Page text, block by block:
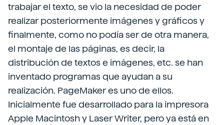
trabajar el texto, se vio la necesidad de poder
realizar posteriormente imágenes y gráficos y
finalmente, como no podía ser de otra manera,
el montaje de las páginas, es decir, la
distribución de textos e imágenes, etc. se han
inventado programas que ayudan a su
realización. PageMaker es uno de ellos.
Inicialmente fue desarrollado para la impresora
Apple Macintosh y Laser Writer, pero ya está en